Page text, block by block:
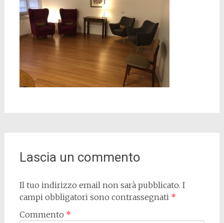
Lascia un commento
Il tuo indirizzo email non sarà pubblicato. I
campi obbligatori sono contrassegnati *
Commento *